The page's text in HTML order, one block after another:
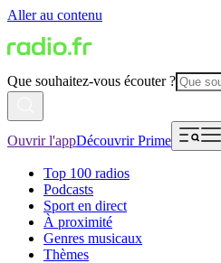
Aller au contenu
Que souhaitez-vous écouter ?
Ouvrir l'appDécouvrir Prime
Top 100 radios
Podcasts
Sport en direct
À proximité
Genres musicaux
Thèmes